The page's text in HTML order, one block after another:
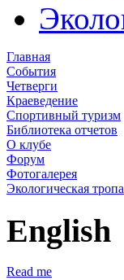
Главная
События
Четверги
Краеведение
Спортивный туризм
Библиотека отчетов
О клубе
Форум
Фотогалерея
Экологическая тропа
English
Read me